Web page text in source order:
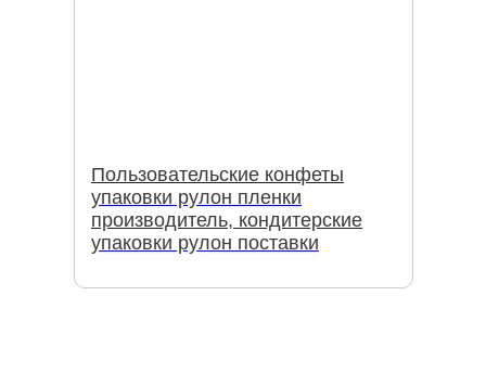
Пользовательские конфеты
упаковки рулон пленки
производитель, кондитерские
упаковки рулон поставки